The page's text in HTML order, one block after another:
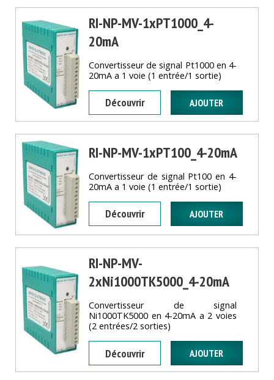
RI-NP-MV-1xPT1000_4-
20mA
Convertisseur de signal Pt1000 en 4-
20mA a 1 voie (1 entrée/1 sortie)
Découvrir
RI-NP-MV-1xPT100_4-20mA
Convertisseur de signal Pt100 en 4-
20mA a 1 voie (1 entrée/1 sortie)
Découvrir
RI-NP-MV-
2xNi1000TK5000_4-20mA
Convertisseur de signal
Ni1000TK5000 en 4-20mA a 2 voies
(2 entrées/2 sorties)
Découvrir